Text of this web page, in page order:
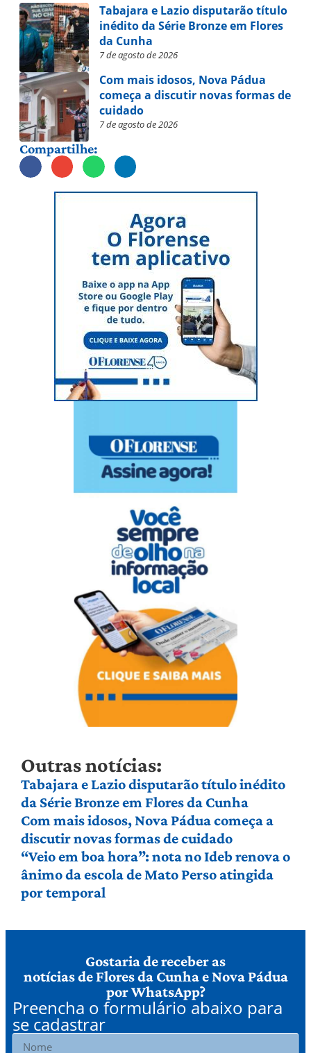
Tabajara e Lazio disputarão título
inédito da Série Bronze em Flores
da Cunha
7 de agosto de 2026
Com mais idosos, Nova Pádua
começa a discutir novas formas de
cuidado
7 de agosto de 2026
Compartilhe:
Outras notícias:
Tabajara e Lazio disputarão título inédito
da Série Bronze em Flores da Cunha
Com mais idosos, Nova Pádua começa a
discutir novas formas de cuidado
“Veio em boa hora”: nota no Ideb renova o
ânimo da escola de Mato Perso atingida
por temporal
Gostaria de receber as
notícias de Flores da Cunha e Nova Pádua
por WhatsApp?
Preencha o formulário abaixo para
se cadastrar